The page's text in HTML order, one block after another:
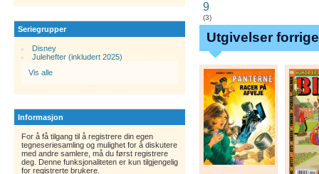
Seriegrupper
Disney
Julehefter (inkludert 2025)
Vis alle
Informasjon
For å få tilgang til å registrere din egen
tegneseriesamling og mulighet for å diskutere
med andre samlere, må du først registrere
deg. Denne funksjonaliteten er kun tilgjengelig
for registrerte brukere.
9
(3)
Utgivelser